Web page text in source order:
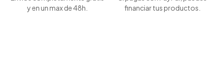
y en un max de 48h.
financiar tus productos.